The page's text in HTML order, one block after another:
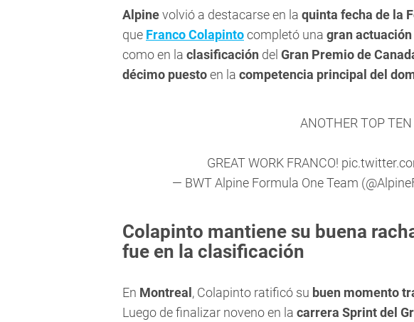
Alpinevolvió a destacarse en la quinta fecha de la
que Franco Colapintocompletó una gran actuación
como en la clasificación del Gran Premio de
décimo puestoen la competencia principal del
ANOTHER TOP TEN
GREAT WORK FRANCO!
— BWT Alpine Formula One Team
Colapinto mantiene su buena
fue en la clasificación
En Montreal , Colapinto ratificó su buen momento
Luego de finalizar noveno en la carrera Sprint del